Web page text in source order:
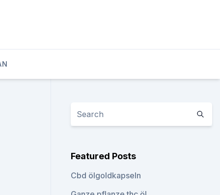
Featured Posts
Cbd ölgoldkapseln